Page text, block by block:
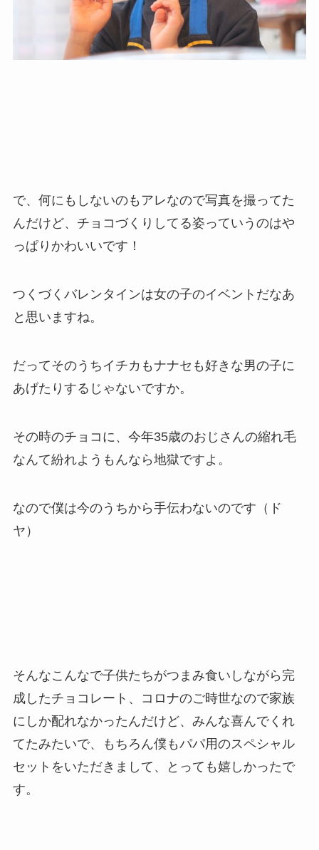
で、何にもしないのもアレなので写真を撮ってた
んだけど、チョコづくりしてる姿っていうのはや
っぱりかわいいです！
つくづくバレンタインは女の子のイベントだなあ
と思いますね。
だってそのうちイチカもナナセも好きな男の子に
あげたりするじゃないですか。
その時のチョコに、今年35歳のおじさんの縮れ毛
なんて紛れようもんなら地獄ですよ。
なので僕は今のうちから手伝わないのです（ド
ヤ）
そんなこんなで子供たちがつまみ食いしながら完
成したチョコレート、コロナのご時世なので家族
にしか配れなかったんだけど、みんな喜んでくれ
てたみたいで、もちろん僕もパパ用のスペシャル
セットをいただきまして、とっても嬉しかったで
す。